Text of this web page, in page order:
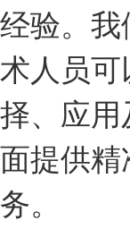
经验。我
术人员可
择、应用
面提供精
务。